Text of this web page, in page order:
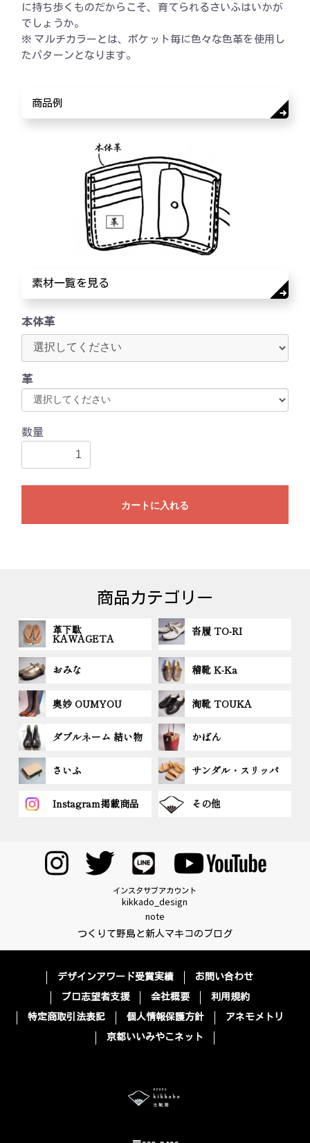
に持ち歩くものだからこそ、育てられるさいふはいかが
でしょうか。
※ マルチカラーとは、ポケット毎に色々な色革を使用し
たパターンとなります。
商品例
素材一覧を見る
本体革
革
数量
カートに入れる
商品カテゴリー
革下駄
KAWAGETA
沓履 TO-RI
おみな 稽靴 K-Ka
奥妙 OUMYOU 淘靴 TOUKA
ダブルネーム 結い物 かばん
さいふ サンダル・スリッパ
Instagram掲載商品 その他
インスタサブアカウント
kikkado_design
note
つくりて野島と新人マキコのブログ
デザインアワード受賞実績
お問い合わせ
プロ志望者支援
会社概要
利用規約
特定商取引法表記
個人情報保護方針
アネモメトリ
京都いいみやこネット